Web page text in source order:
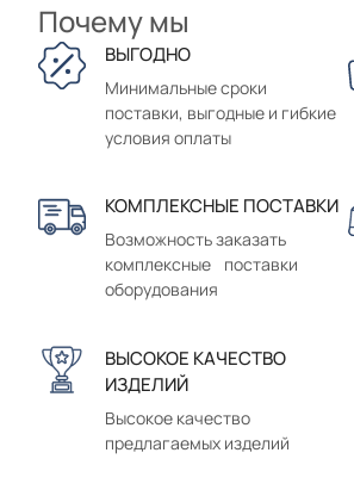
Почему мы
ВЫГОДНО
Минимальные сроки
поставки, выгодные и гибкие
условия оплаты
КОМПЛЕКСНЫЕ ПОСТАВКИ
Возможность заказать
комплексные поставки
оборудования
ВЫСОКОЕ КАЧЕСТВО
ИЗДЕЛИЙ
Высокое качество
предлагаемых изделий